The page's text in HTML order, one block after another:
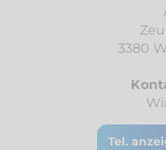
3380
Tel.